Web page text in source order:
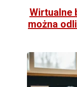
Wirtualne
można